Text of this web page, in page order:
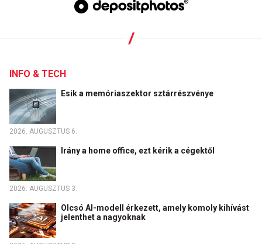
INFO & TECH
Esik a memóriaszektor sztárrészvénye
2026. AUGUSZTUS 6.
Irány a home office, ezt kérik a cégektől
2026. AUGUSZTUS 3.
Olcsó AI-modell érkezett, amely komoly kihívást
jelenthet a nagyoknak